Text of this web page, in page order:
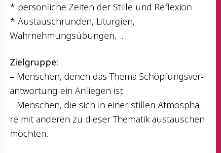
* per­sön­li­che Zei­ten der Stil­le und Reflexion
* Aus­tausch­run­den, Lit­ur­gien,
Wahrnehmungsübungen, …
Ziel­grup­pe:
– Men­schen, denen das The­ma Schöp­fungs­ver­
ant­wor­tung ein Anlie­gen ist.
– Men­schen, die sich in einer stil­len Atmo­sphä­
re mit ande­ren zu die­ser The­ma­tik aus­tau­schen
möchten.